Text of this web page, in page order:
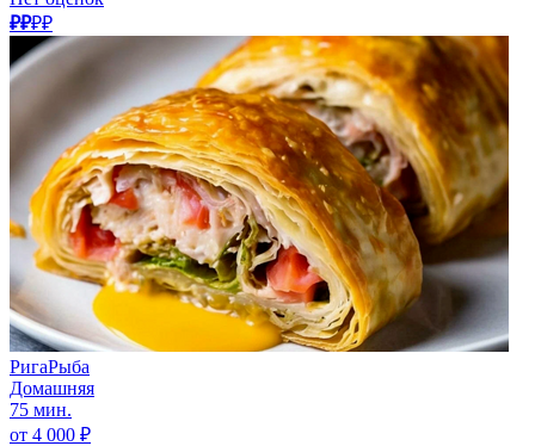
₽₽₽₽
РигаРыба
Домашняя
75 мин.
от 4 000 ₽